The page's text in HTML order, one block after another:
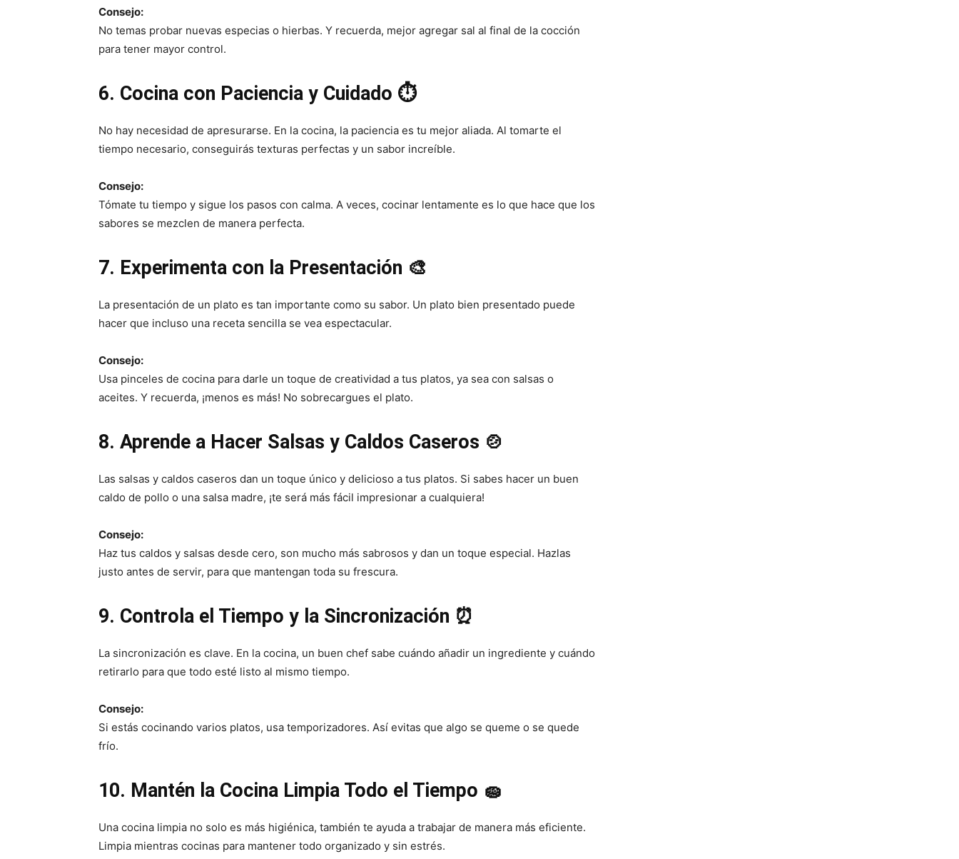
Consejo:
No temas probar nuevas especias o hierbas. Y recuerda, mejor agregar sal al final de la cocción
para tener mayor control.
6. Cocina con Paciencia y Cuidado ⏱️
No hay necesidad de apresurarse. En la cocina, la paciencia es tu mejor aliada. Al tomarte el
tiempo necesario, conseguirás texturas perfectas y un sabor increíble.
Consejo:
Tómate tu tiempo y sigue los pasos con calma. A veces, cocinar lentamente es lo que hace que los
sabores se mezclen de manera perfecta.
7. Experimenta con la Presentación 🎨
La presentación de un plato es tan importante como su sabor. Un plato bien presentado puede
hacer que incluso una receta sencilla se vea espectacular.
Consejo:
Usa pinceles de cocina para darle un toque de creatividad a tus platos, ya sea con salsas o
aceites. Y recuerda, ¡menos es más! No sobrecargues el plato.
8. Aprende a Hacer Salsas y Caldos Caseros 🍲
Las salsas y caldos caseros dan un toque único y delicioso a tus platos. Si sabes hacer un buen
caldo de pollo o una salsa madre, ¡te será más fácil impresionar a cualquiera!
Consejo:
Haz tus caldos y salsas desde cero, son mucho más sabrosos y dan un toque especial. Hazlas
justo antes de servir, para que mantengan toda su frescura.
9. Controla el Tiempo y la Sincronización ⏰
La sincronización es clave. En la cocina, un buen chef sabe cuándo añadir un ingrediente y cuándo
retirarlo para que todo esté listo al mismo tiempo.
Consejo:
Si estás cocinando varios platos, usa temporizadores. Así evitas que algo se queme o se quede
frío.
10. Mantén la Cocina Limpia Todo el Tiempo 🧽
Una cocina limpia no solo es más higiénica, también te ayuda a trabajar de manera más eficiente.
Limpia mientras cocinas para mantener todo organizado y sin estrés.